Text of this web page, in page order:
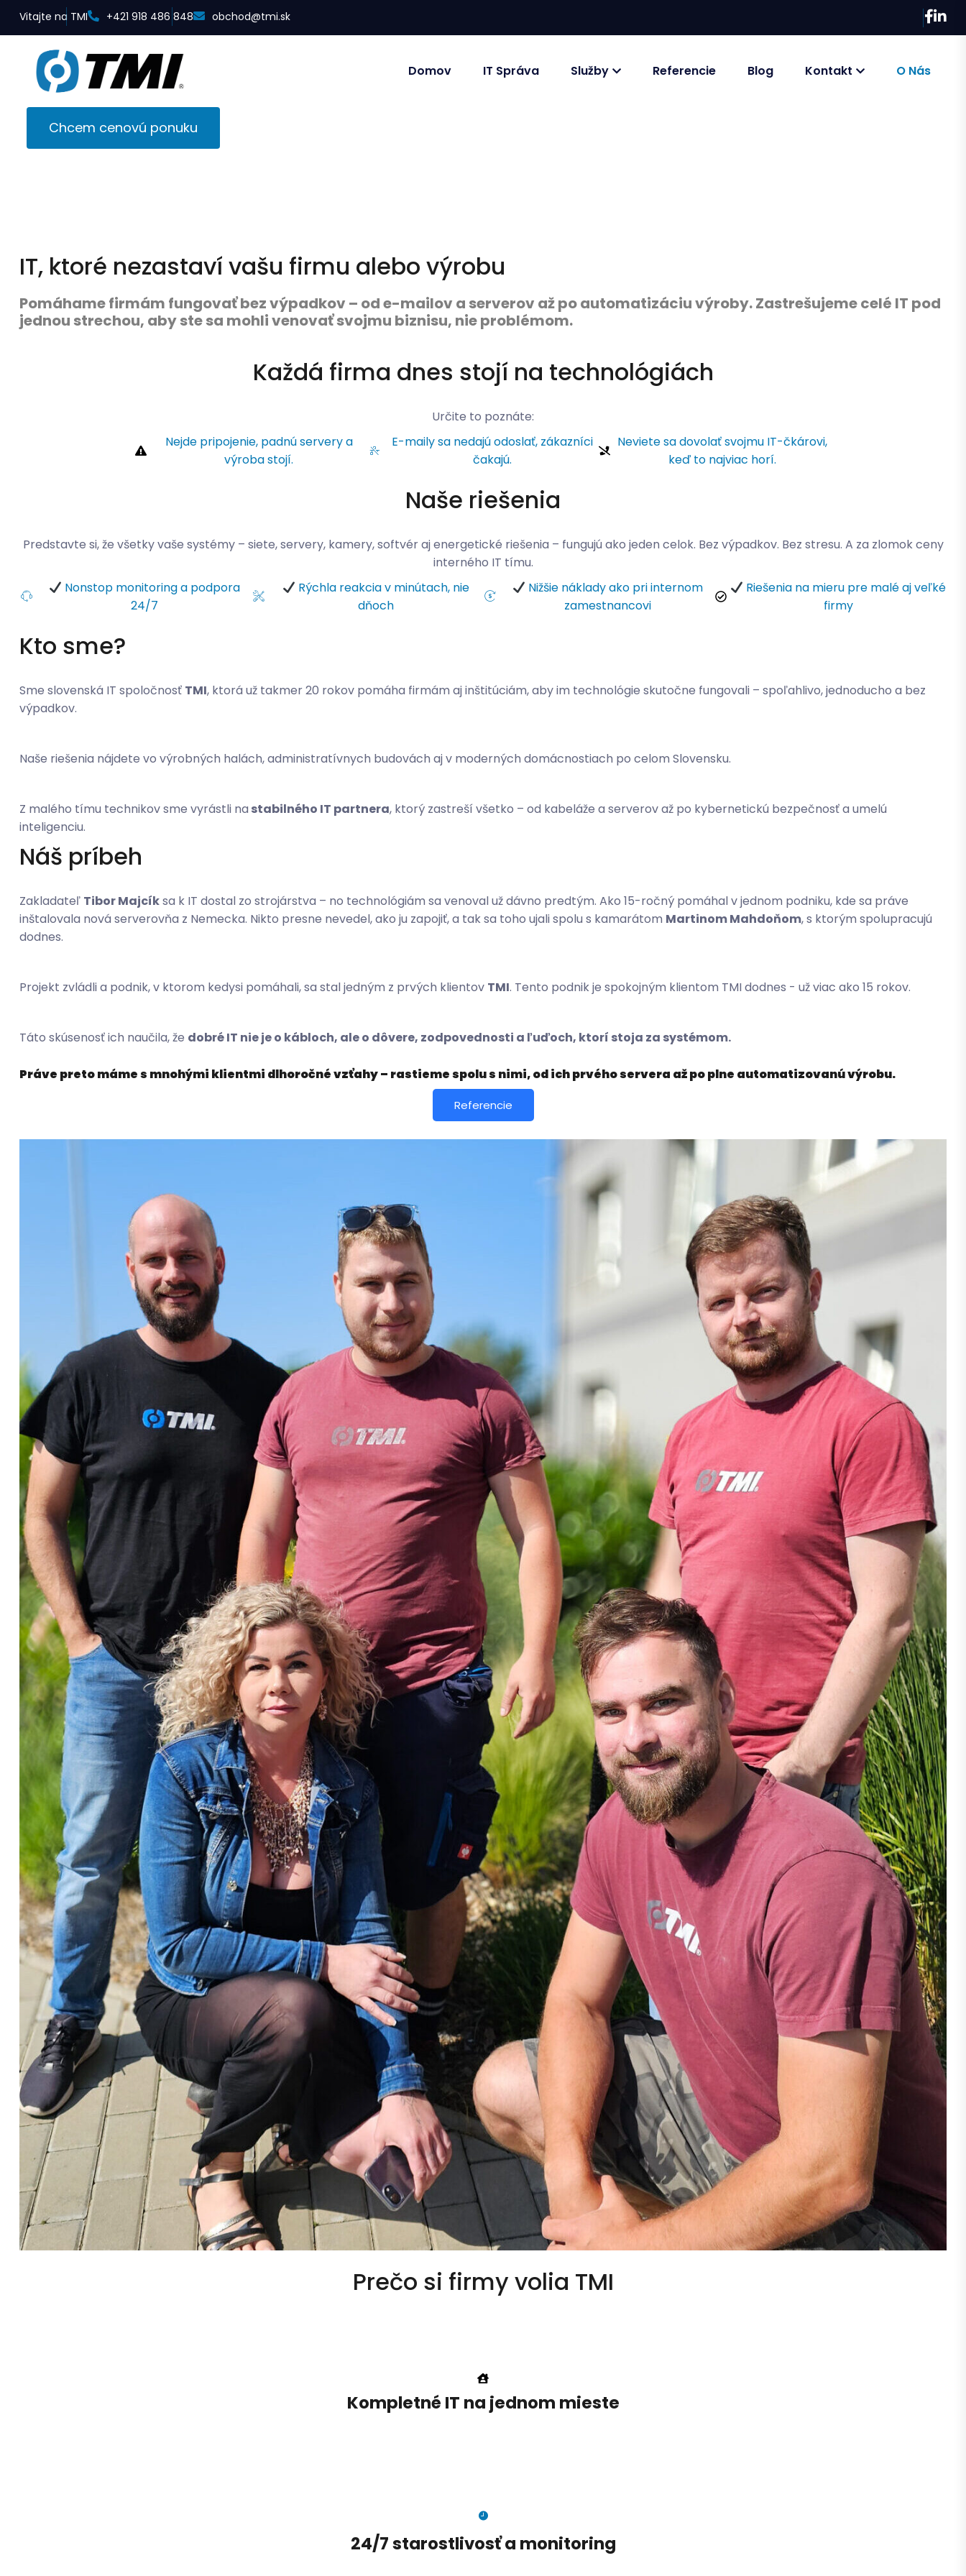
Vitajte na TMI +421 918 486 848 obchod@tmi.sk
Domov IT Správa Služby Referencie Blog Kontakt O Nás
Chcem cenovú ponuku
IT, ktoré nezastaví vašu firmu alebo výrobu
Pomáhame firmám fungovať bez výpadkov – od e-mailov a serverov až po automatizáciu výroby. Zastrešujeme celé IT pod
jednou strechou, aby ste sa mohli venovať svojmu biznisu, nie problémom.
Každá firma dnes stojí na technológiách
Určite to poznáte:
Nejde pripojenie, padnú servery a
výroba stojí.
E-maily sa nedajú odoslať, zákazníci
čakajú.
Neviete sa dovolať svojmu IT-čkárovi,
keď to najviac horí.
Naše riešenia
Predstavte si, že všetky vaše systémy – siete, servery, kamery, softvér aj energetické riešenia – fungujú ako jeden celok. Bez výpadkov. Bez stresu. A za zlomok ceny
interného IT tímu.
Nonstop monitoring a podpora
24/7
Rýchla reakcia v minútach, nie
dňoch
Nižšie náklady ako pri internom
zamestnancovi
Riešenia na mieru pre malé aj veľké
firmy
Kto sme?
Sme slovenská IT spoločnosť TMI, ktorá už takmer 20 rokov pomáha firmám aj inštitúciám, aby im technológie skutočne fungovali – spoľahlivo, jednoducho a bez
výpadkov.
Naše riešenia nájdete vo výrobných halách, administratívnych budovách aj v moderných domácnostiach po celom Slovensku.
Z malého tímu technikov sme vyrástli na stabilného IT partnera, ktorý zastreší všetko – od kabeláže a serverov až po kybernetickú bezpečnosť a umelú
inteligenciu.
Náš príbeh
Zakladateľ Tibor Majcíksa k IT dostal zo strojárstva – no technológiám sa venoval už dávno predtým. Ako 15-ročný pomáhal v jednom podniku, kde sa práve
inštalovala nová serverovňa z Nemecka. Nikto presne nevedel, ako ju zapojiť, a tak sa toho ujali spolu s kamarátom Martinom Mahdoňom, s ktorým spolupracujú
dodnes.
Projekt zvládli a podnik, v ktorom kedysi pomáhali, sa stal jedným z prvých klientov TMI. Tento podnik je spokojným klientom TMI dodnes - už viac ako 15 rokov.
Táto skúsenosť ich naučila, že dobré IT nie je o kábloch, ale o dôvere, zodpovednosti a ľuďoch, ktorí stoja za systémom.
Práve preto máme s mnohými klientmi dlhoročné vzťahy – rastieme spolu s nimi, od ich prvého servera až po plne automatizovanú výrobu.
Referencie
Prečo si firmy volia TMI
Kompletné IT na jednom mieste
24/7 starostlivosť a monitoring